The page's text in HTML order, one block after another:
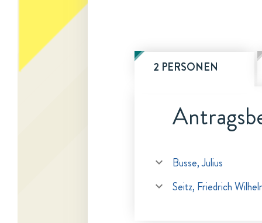
2 PERSONEN
Busse, Julius
Seitz, Friedrich